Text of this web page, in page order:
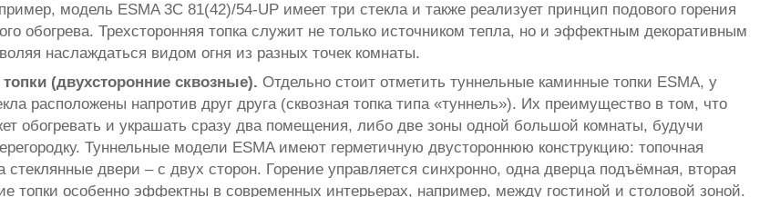
модель ESMA 3C 81(42)/54-UP имеет три стекла и также реализует принцип подового горения
обогрева. Трехсторонняя топка служит не только источником тепла, но и эффектным декоративным
наслаждаться видом огня из разных точек комнаты.
(двухсторонние сквозные). Отдельно стоит отметить туннельные каминные топки ESMA, у
расположены напротив друг друга (сквозная топка типа «туннель»). Их преимущество в том, что
обогревать и украшать сразу два помещения, либо две зоны одной большой комнаты, будучи
Туннельные модели ESMA имеют герметичную двустороннюю конструкцию: топочная
стеклянные двери – с двух сторон. Горение управляется синхронно, одна дверца подъёмная, вторая
топки особенно эффектны в современных интерьерах, например, между гостиной и столовой зоной.